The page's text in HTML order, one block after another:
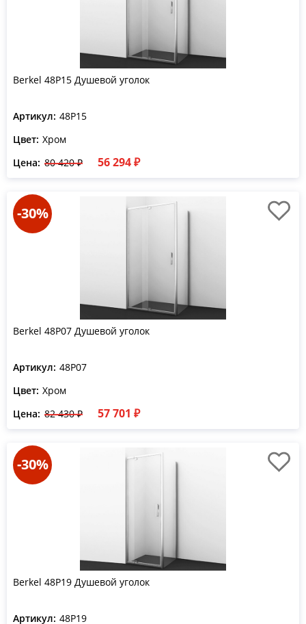
Berkel 48P15 Душевой уголок
Артикул: 48P15
Цвет: Хром
Цена: 80 420 ₽ 56 294 ₽
-30%
Berkel 48P07 Душевой уголок
Артикул: 48P07
Цвет: Хром
Цена: 82 430 ₽ 57 701 ₽
-30%
Berkel 48P19 Душевой уголок
Артикул: 48P19